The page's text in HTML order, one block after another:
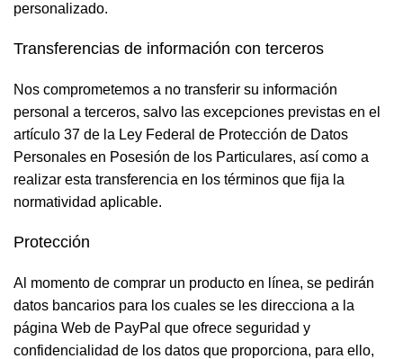
personalizado.
Transferencias de información con terceros
Nos comprometemos a no transferir su información
personal a terceros, salvo las excepciones previstas en el
artículo 37 de la Ley Federal de Protección de Datos
Personales en Posesión de los Particulares, así como a
realizar esta transferencia en los términos que fija la
normatividad aplicable.
Protección
Al momento de comprar un producto en línea, se pedirán
datos bancarios para los cuales se les direcciona a la
página Web de PayPal que ofrece seguridad y
confidencialidad de los datos que proporciona, para ello,